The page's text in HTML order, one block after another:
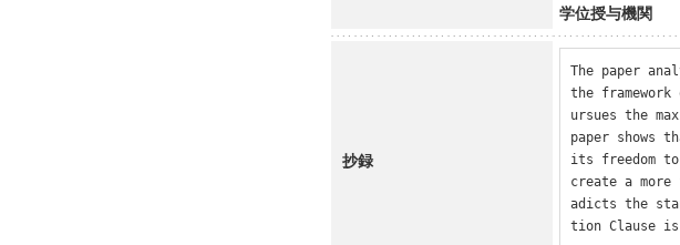
学位授与機関
抄録
The paper
the
ursues the
paper shows
its freedom
create a
adicts the
tion Clause